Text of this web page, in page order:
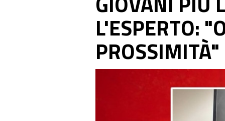
L'ESPERTO:
PROSSIMITÀ"